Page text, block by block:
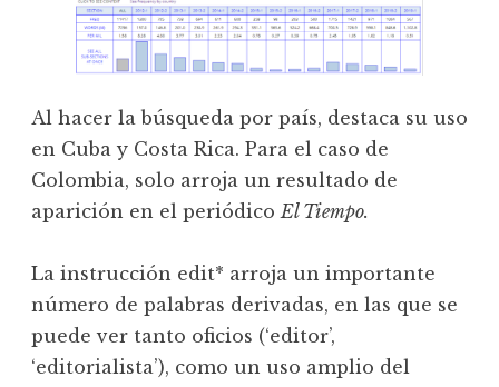
Al hacer la búsqueda por país, destaca su uso
en Cuba y Costa Rica. Para el caso de
Colombia, solo arroja un resultado de
aparición en el periódico El Tiempo.
La instrucción edit* arroja un importante
número de palabras derivadas, en las que se
puede ver tanto oficios (‘editor’,
‘editorialista’), como un uso amplio del